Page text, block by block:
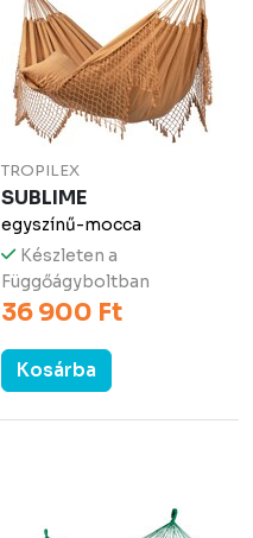
TROPILEX
SUBLIME
egyszínű-mocca
Készleten a
Függőágyboltban
36 900 Ft
Kosárba